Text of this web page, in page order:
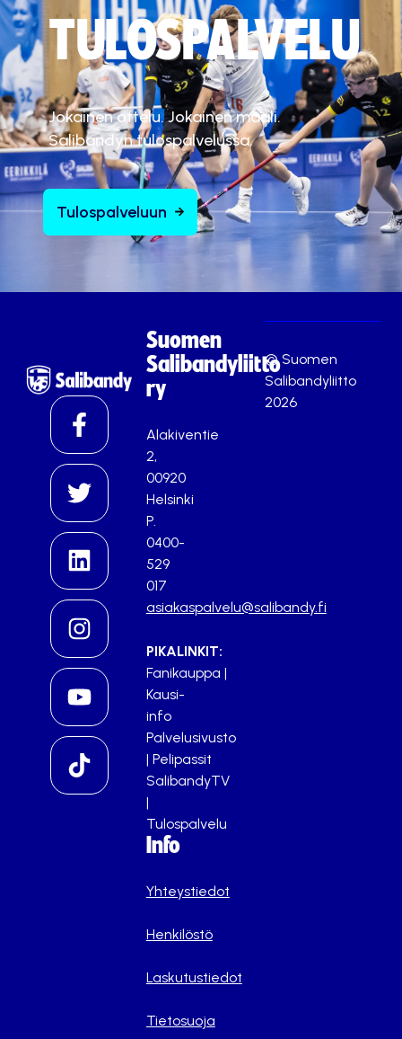
TULOSPALVELU
Jokainen ottelu. Jokainen maali.
Salibandyn tulospalvelussa.
Tulospalveluun
Suomen
Salibandyliitto
ry
Alakiventie
2,
00920
Helsinki
P.
0400-
529
017
asiakaspalvelu@salibandy.fi
PIKALINKIT:
Fanikauppa |
Kausi-
info
Palvelusivusto
| Pelipassit
SalibandyTV
|
Tulospalvelu
Info
Yhteystiedot
Henkilöstö
Laskutustiedot
Tietosuoja
© Suomen
Salibandyliitto
2026